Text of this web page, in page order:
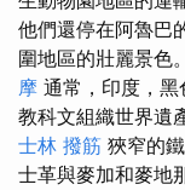
他們還停在阿魯巴
圍地區的壯麗景色。
摩 通常，印度，
教科文組織世界遺
士林 撥筋 狹窄的
士革與麥加和麥地